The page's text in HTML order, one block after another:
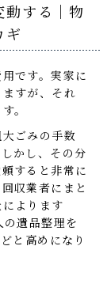
動する｜物
ギ
です。実家に
すが、それ
。
ごみの手数
かし、その分
すると非常に
収業者にまと
よります
遺品整理を
と高めになり